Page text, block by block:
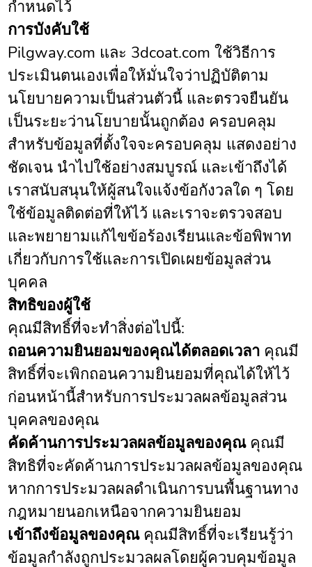
กำหนดไว้
การบังคับใช้
Pilgway.com และ 3dcoat.com ใช้วิธีการ
ประเมินตนเองเพื่อให้มั่นใจว่าปฏิบัติตาม
นโยบายความเป็นส่วนตัวนี้ และตรวจยืนยัน
เป็นระยะว่านโยบายนั้นถูกต้อง ครอบคลุม
สำหรับข้อมูลที่ตั้งใจจะครอบคลุม แสดงอย่าง
ชัดเจน นำไปใช้อย่างสมบูรณ์ และเข้าถึงได้
เราสนับสนุนให้ผู้สนใจแจ้งข้อกังวลใด ๆ โดย
ใช้ข้อมูลติดต่อที่ให้ไว้ และเราจะตรวจสอบ
และพยายามแก้ไขข้อร้องเรียนและข้อพิพาท
เกี่ยวกับการใช้และการเปิดเผยข้อมูลส่วน
บุคคล
สิทธิของผู้ใช้
คุณมีสิทธิ์ที่จะทำสิ่งต่อไปนี้:
ถอนความยินยอมของคุณได้ตลอดเวลา คุณมี
สิทธิ์ที่จะเพิกถอนความยินยอมที่คุณได้ให้ไว้
ก่อนหน้านี้สำหรับการประมวลผลข้อมูลส่วน
บุคคลของคุณ
คัดค้านการประมวลผลข้อมูลของคุณคุณมี
สิทธิที่จะคัดค้านการประมวลผลข้อมูลของคุณ
หากการประมวลผลดำเนินการบนพื้นฐานทาง
กฎหมายนอกเหนือจากความยินยอม
เข้าถึงข้อมูลของคุณคุณมีสิทธิ์ที่จะเรียนรู้ว่า
ข้อมูลกำลังถูกประมวลผลโดยผู้ควบคุมข้อมูล